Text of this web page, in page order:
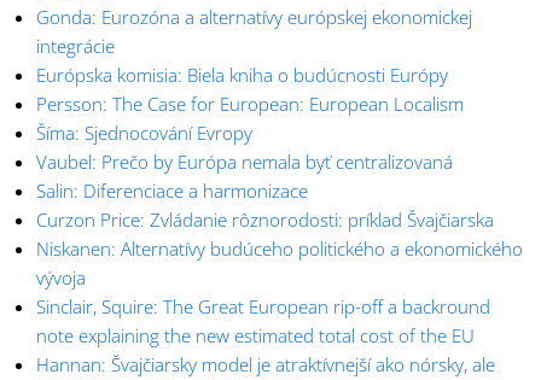
Gonda: Eurozóna a alternatívy európskej ekonomickej
integrácie
Európska komisia: Biela kniha o budúcnosti Európy
Persson: The Case for European: European Localism
Šíma: Sjednocování Evropy
Vaubel: Prečo by Európa nemala byť centralizovaná
Salin: Diferenciace a harmonizace
Curzon Price: Zvládanie rôznorodosti: príklad Švajčiarska
Niskanen: Alternatívy budúceho politického a ekonomického
vývoja
Sinclair, Squire: The Great European rip-off a backround
note explaining the new estimated total cost of the EU
Hannan: Švajčiarsky model je atraktívnejší ako nórsky, ale